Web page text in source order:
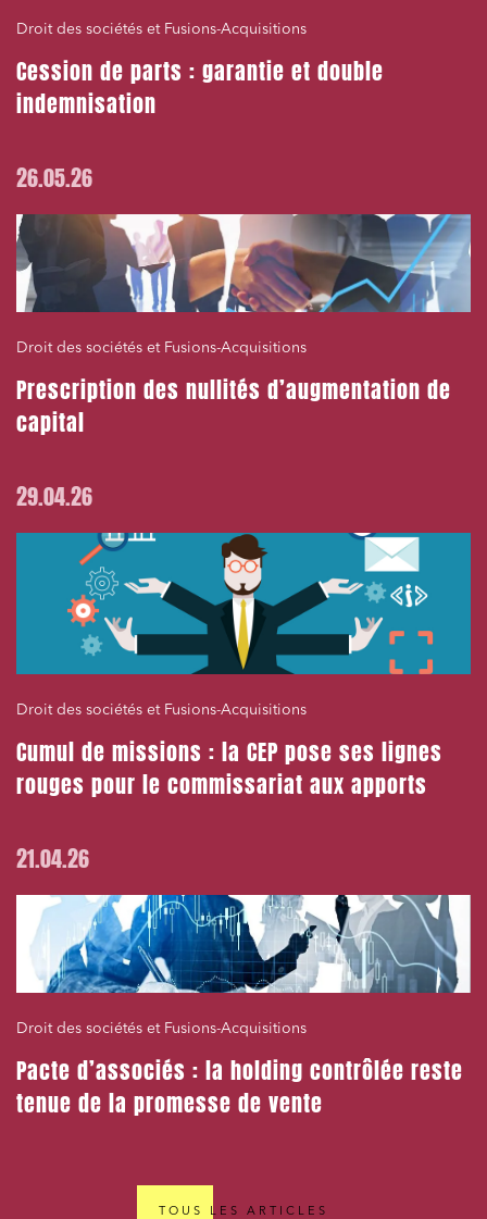
Droit des sociétés et Fusions-Acquisitions
Cession de parts : garantie et double
indemnisation
26.05.26
Droit des sociétés et Fusions-Acquisitions
Prescription des nullités d’augmentation de
capital
29.04.26
Droit des sociétés et Fusions-Acquisitions
Cumul de missions : la CEP pose ses lignes
rouges pour le commissariat aux apports
21.04.26
Droit des sociétés et Fusions-Acquisitions
Pacte d’associés : la holding contrôlée reste
tenue de la promesse de vente
TOUS LES ARTICLES